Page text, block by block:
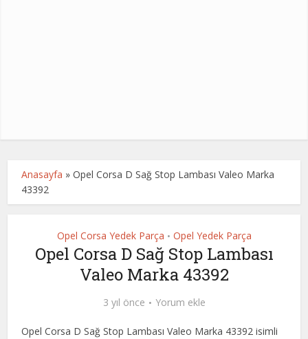
Anasayfa »Opel Corsa D Sağ Stop Lambası Valeo Marka
43392
Opel Corsa Yedek Parça • Opel Yedek Parça
Opel Corsa D Sağ Stop Lambası
Valeo Marka 43392
3 yıl önce Yorum ekle
Opel Corsa D Sağ Stop Lambası Valeo Marka 43392 isimli